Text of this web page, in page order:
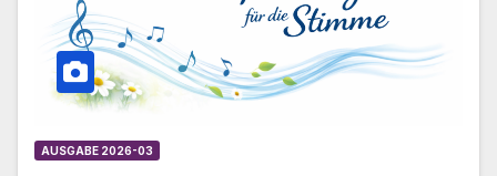
AUSGABE 2026-03